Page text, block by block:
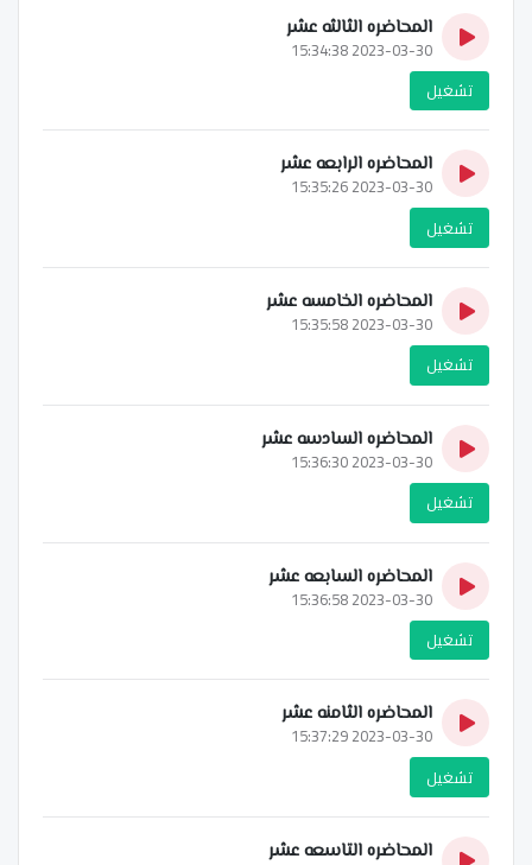
المحاضره الثالثه عشر
2023-03-30 15:34:38
تشغيل
المحاضره الرابعه عشر
2023-03-30 15:35:26
تشغيل
المحاضره الخامسه عشر
2023-03-30 15:35:58
تشغيل
المحاضره السادسه عشر
2023-03-30 15:36:30
تشغيل
المحاضره السابعه عشر
2023-03-30 15:36:58
تشغيل
المحاضره الثامنه عشر
2023-03-30 15:37:29
تشغيل
المحاضره التاسعه عشر